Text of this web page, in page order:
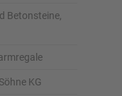
Betonsteine,
KG